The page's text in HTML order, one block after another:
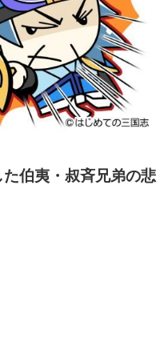
伯夷・叔斉兄弟の悲